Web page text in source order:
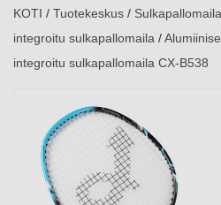
KOTI / Tuotekeskus / Sulkapallomaila
integroitu sulkapallomaila /
integroitu sulkapallomaila CX-B538